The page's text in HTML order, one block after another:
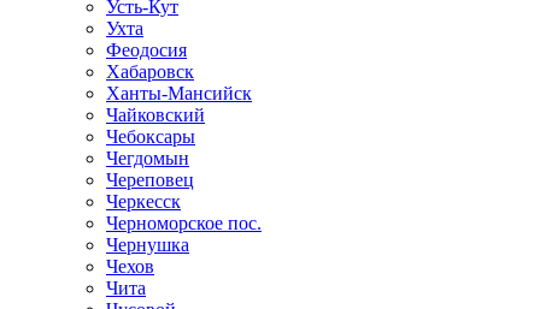
Усть-Кут
Ухта
Феодосия
Хабаровск
Ханты-Мансийск
Чайковский
Чебоксары
Чегдомын
Череповец
Черкесск
Черноморское пос.
Чернушка
Чехов
Чита